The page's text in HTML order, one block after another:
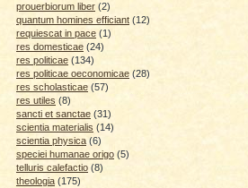
prouerbiorum liber (2)
quantum homines efficiant (12)
requiescat in pace (1)
res domesticae (24)
res politicae (134)
res politicae oeconomicae (28)
res scholasticae (57)
res utiles (8)
sancti et sanctae (31)
scientia materialis (14)
scientia physica (6)
speciei humanae origo (5)
telluris calefactio (8)
theologia (175)